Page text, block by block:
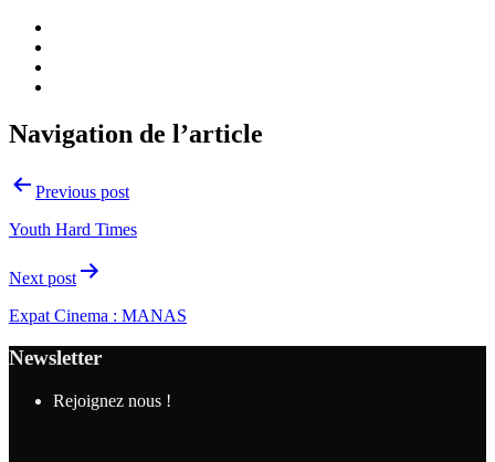
Navigation de l’article
Previous post
Youth Hard Times
Next post
Expat Cinema : MANAS
Newsletter
Rejoignez nous !